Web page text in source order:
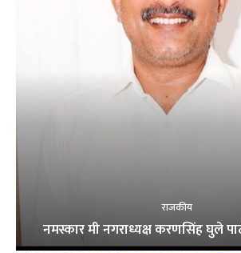
राजकीय
नमस्कार मी नगराध्यक्ष करणसिंह घुले